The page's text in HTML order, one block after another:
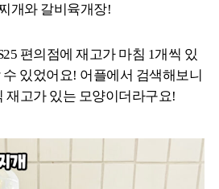
개와 갈비육개장!
편의점에 재고가 마침 1개씩 있
있었어요! 어플에서 검색해보니
재고가 있는 모양이더라구요!